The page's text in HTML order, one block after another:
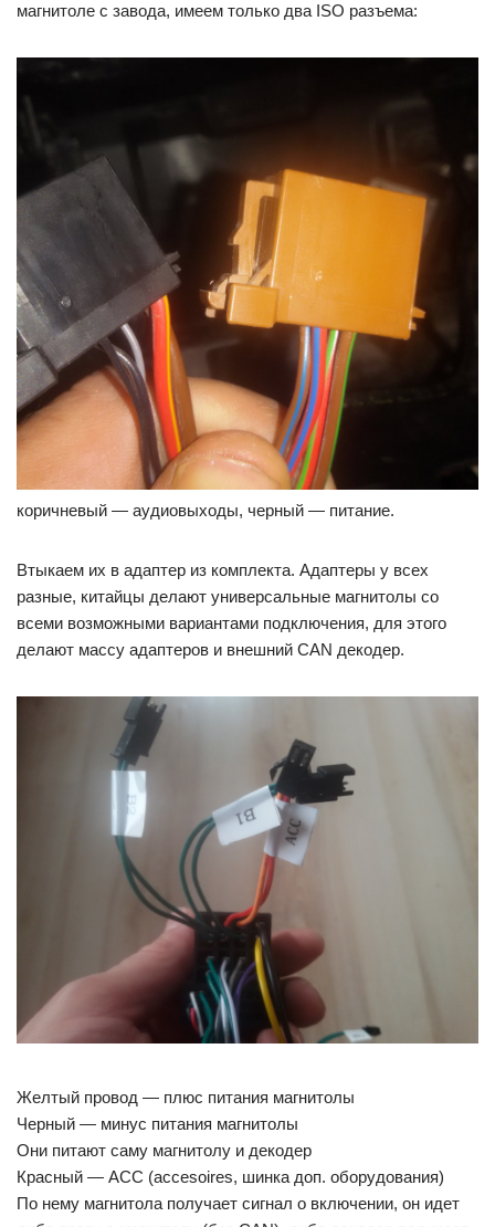
магнитоле с завода, имеем только два ISO разъема:
коричневый — аудиовыходы, черный — питание.
Втыкаем их в адаптер из комплекта. Адаптеры у всех
разные, китайцы делают универсальные магнитолы со
всеми возможными вариантами подключения, для этого
делают массу адаптеров и внешний CAN декодер.
Желтый провод — плюс питания магнитолы
Черный — минус питания магнитолы
Они питают саму магнитолу и декодер
Красный — ACC (accesoires, шинка доп. оборудования)
По нему магнитола получает сигнал о включении, он идет